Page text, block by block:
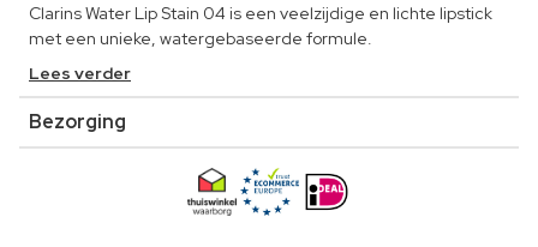
Clarins Water Lip Stain 04 is een veelzijdige en lichte lipstick
met een unieke, watergebaseerde formule.
Lees verder
Bezorging